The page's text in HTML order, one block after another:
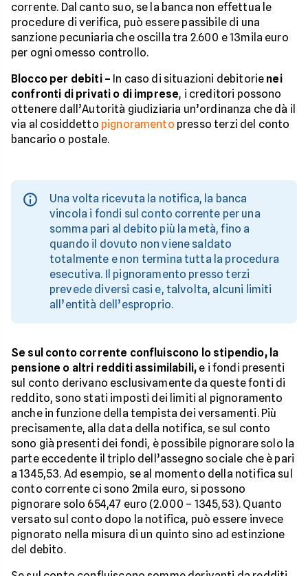
corrente. Dal canto suo, se la banca non effettua le
procedure di verifica, può essere passibile di una
sanzione pecuniaria che oscilla tra 2.600 e 13mila euro
per ogni omesso controllo.
Blocco per debiti – In caso di situazioni debitorie nei
confronti di privati o di imprese, i creditori possono
ottenere dall’Autorità giudiziaria un’ordinanza che dà il
via al cosiddetto pignoramento presso terzi del conto
bancario o postale.
Una volta ricevuta la notifica, la banca
vincola i fondi sul conto corrente per una
somma pari al debito più la metà, fino a
quando il dovuto non viene saldato
totalmente e non termina tutta la procedura
esecutiva. Il pignoramento presso terzi
prevede diversi casi e, talvolta, alcuni limiti
all’entità dell’esproprio.
Se sul conto corrente confluiscono lo stipendio, la
pensione o altri redditi assimilabili, e i fondi presenti
sul conto derivano esclusivamente da queste fonti di
reddito, sono stati imposti dei limiti al pignoramento
anche in funzione della tempista dei versamenti. Più
precisamente, alla data della notifica, se sul conto
sono già presenti dei fondi, è possibile pignorare solo la
parte eccedente il triplo dell’assegno sociale che è pari
a 1345,53. Ad esempio, se al momento della notifica sul
conto corrente ci sono 2mila euro, si possono
pignorare solo 654,47 euro (2.000 – 1345,53). Quanto
versato sul conto dopo la notifica, può essere invece
pignorato nella misura di un quinto sino ad estinzione
del debito.